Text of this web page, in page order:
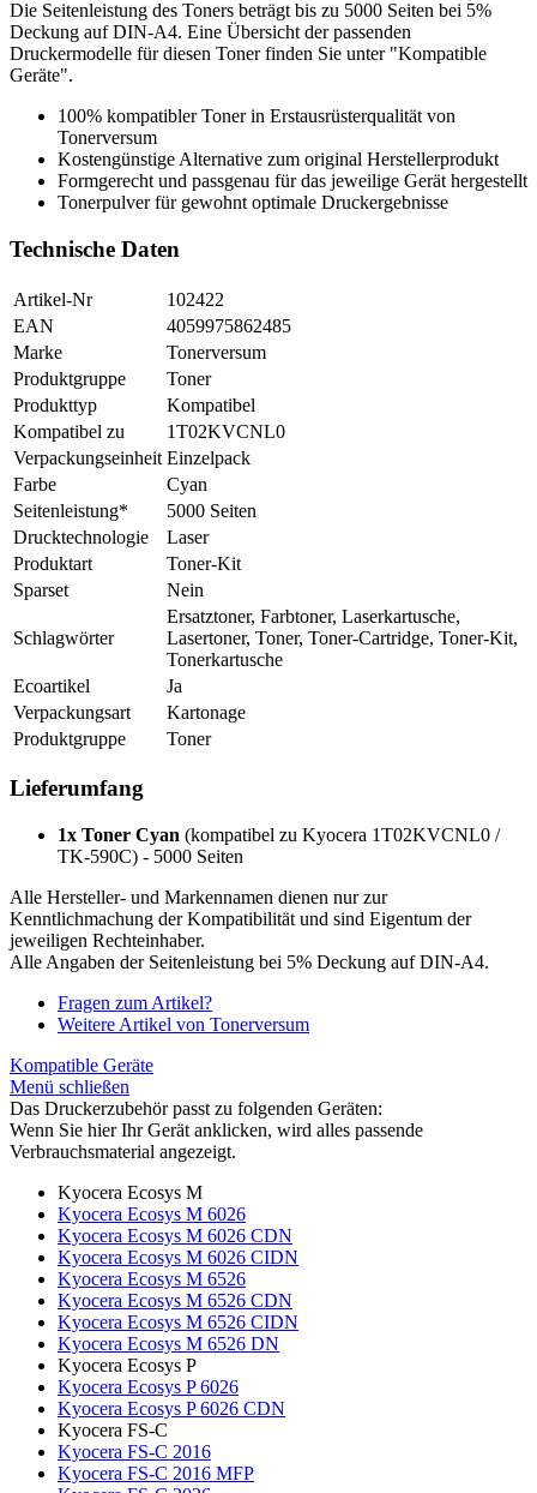
Die Seitenleistung des Toners beträgt bis zu 5000 Seiten bei 5%
Deckung auf DIN-A4. Eine Übersicht der passenden
Druckermodelle für diesen Toner finden Sie unter "Kompatible
Geräte".
100% kompatibler Toner in Erstausrüsterqualität von
Tonerversum
Kostengünstige Alternative zum original Herstellerprodukt
Formgerecht und passgenau für das jeweilige Gerät hergestellt
Tonerpulver für gewohnt optimale Druckergebnisse
Technische Daten
Artikel-Nr
102422
EAN
4059975862485
Marke
Tonerversum
Produktgruppe
Toner
Produkttyp
Kompatibel
Kompatibel zu
1T02KVCNL0
Verpackungseinheit Einzelpack
Farbe
Cyan
Seitenleistung*
5000 Seiten
Drucktechnologie
Laser
Produktart
Toner-Kit
Sparset
Nein
Schlagwörter
Ersatztoner, Farbtoner, Laserkartusche,
Lasertoner, Toner, Toner-Cartridge, Toner-Kit,
Tonerkartusche
Ecoartikel
Ja
Verpackungsart
Kartonage
Produktgruppe
Toner
Lieferumfang
1x Toner Cyan (kompatibel zu Kyocera 1T02KVCNL0 /
TK-590C) - 5000 Seiten
Alle Hersteller- und Markennamen dienen nur zur
Kenntlichmachung der Kompatibilität und sind Eigentum der
jeweiligen Rechteinhaber.
Alle Angaben der Seitenleistung bei 5% Deckung auf DIN-A4.
Fragen zum Artikel?
Weitere Artikel von Tonerversum
Kompatible Geräte
Menü schließen
Das Druckerzubehör passt zu folgenden Geräten:
Wenn Sie hier Ihr Gerät anklicken, wird alles passende
Verbrauchsmaterial angezeigt.
Kyocera Ecosys M
Kyocera Ecosys M 6026
Kyocera Ecosys M 6026 CDN
Kyocera Ecosys M 6026 CIDN
Kyocera Ecosys M 6526
Kyocera Ecosys M 6526 CDN
Kyocera Ecosys M 6526 CIDN
Kyocera Ecosys M 6526 DN
Kyocera Ecosys P
Kyocera Ecosys P 6026
Kyocera Ecosys P 6026 CDN
Kyocera FS-C
Kyocera FS-C 2016
Kyocera FS-C 2016 MFP